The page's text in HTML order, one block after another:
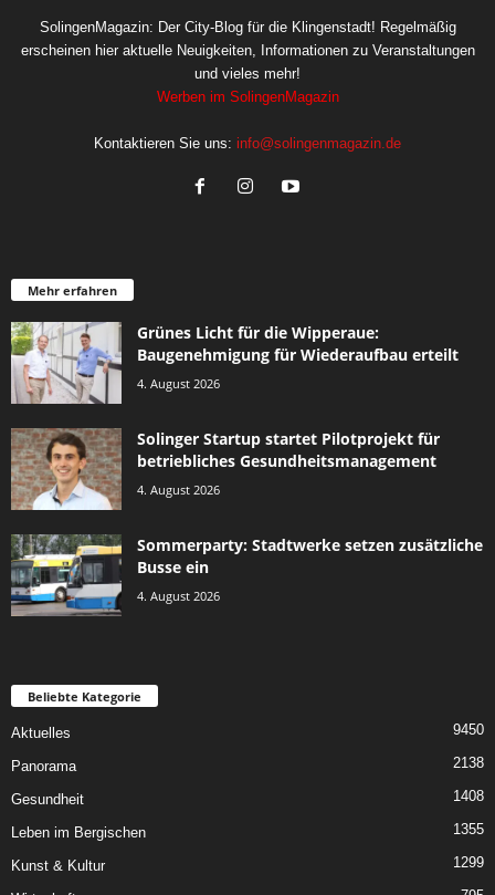
SolingenMagazin: Der City-Blog für die Klingenstadt! Regelmäßig
erscheinen hier aktuelle Neuigkeiten, Informationen zu Veranstaltungen
und vieles mehr!
Werben im SolingenMagazin
Kontaktieren Sie uns: info@solingenmagazin.de
Mehr erfahren
Grünes Licht für die Wipperaue:
Baugenehmigung für Wiederaufbau erteilt
4. August 2026
Solinger Startup startet Pilotprojekt für
betriebliches Gesundheitsmanagement
4. August 2026
Sommerparty: Stadtwerke setzen zusätzliche
Busse ein
4. August 2026
Beliebte Kategorie
Aktuelles 9450
Panorama 2138
Gesundheit 1408
Leben im Bergischen 1355
Kunst & Kultur 1299